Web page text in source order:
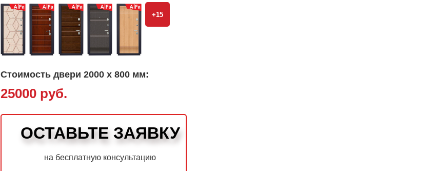
+15
Стоимость двери 2000 х 800 мм:
25000 руб.
ОСТАВЬТЕ ЗАЯВКУ
на бесплатную консультацию